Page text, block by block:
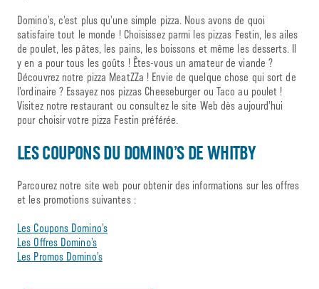
Domino’s, c’est plus qu’une simple pizza. Nous avons de quoi
satisfaire tout le monde ! Choisissez parmi les pizzas Festin, les ailes
de poulet, les pâtes, les pains, les boissons et même les desserts. Il
y en a pour tous les goûts ! Êtes-vous un amateur de viande ?
Découvrez notre pizza MeatZZa ! Envie de quelque chose qui sort de
l’ordinaire ? Essayez nos pizzas Cheeseburger ou Taco au poulet !
Visitez notre restaurant ou consultez le site Web dès aujourd’hui
pour choisir votre pizza Festin préférée.
LES COUPONS DU DOMINO’S DE WHITBY
Parcourez notre site web pour obtenir des informations sur les offres
et les promotions suivantes :
Les Coupons Domino’s
Les Offres Domino’s
Les Promos Domino’s